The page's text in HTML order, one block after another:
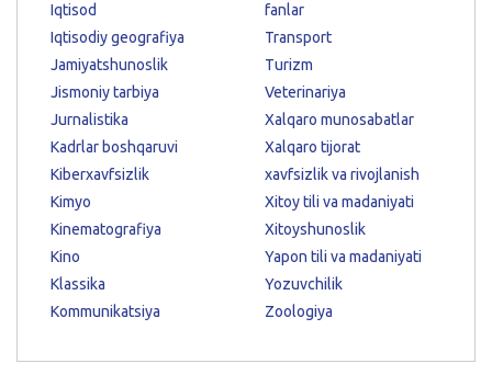
Iqtisod
Iqtisodiy geografiya
Jamiyatshunoslik
Jismoniy tarbiya
Jurnalistika
Kadrlar boshqaruvi
Kiberxavfsizlik
Kimyo
Kinematografiya
Kino
Klassika
Kommunikatsiya
fanlar
Transport
Turizm
Veterinariya
Xalqaro munosabatlar
Xalqaro tijorat
xavfsizlik va rivojlanish
Xitoy tili va madaniyati
Xitoyshunoslik
Yapon tili va madaniyati
Yozuvchilik
Zoologiya